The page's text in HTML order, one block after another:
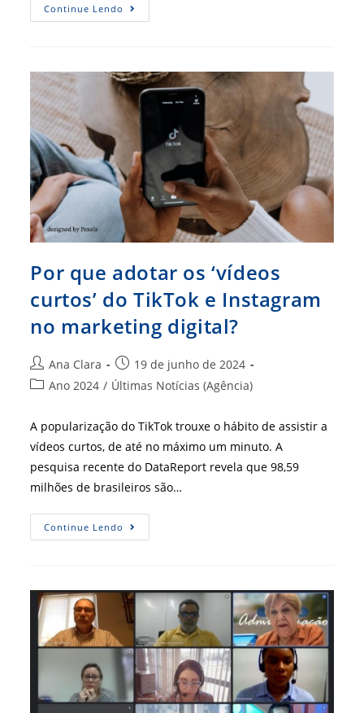
Continue Lendo Encontro
CRA
Lacunas
E
Revelar
Potenciais
Por que adotar os ‘vídeos
curtos’ do TikTok e Instagram
no marketing digital?
Autor
do
Ana Clara
Post
publicado:
19 de junho de 2024
Categoria
Ano 2024 / Últimas Notícias (Agência)
A popularização do TikTok trouxe o hábito de assistir a
vídeos curtos, de até no máximo um minuto. A
pesquisa recente do DataReport revela que 98,59
milhões de brasileiros são…
Continue Lendo Por
Que
Do
TikTok
E
Instagram
No
Marketing
Digital?